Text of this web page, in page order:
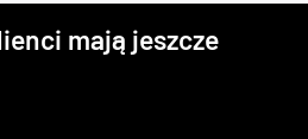
mają jeszcze